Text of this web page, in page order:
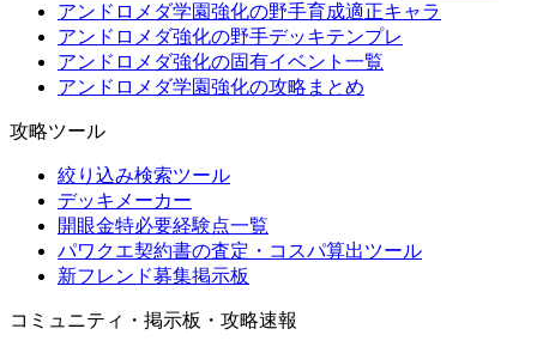
アンドロメダ学園強化の野手育成適正キャラ
アンドロメダ強化の野手デッキテンプレ
アンドロメダ強化の固有イベント一覧
アンドロメダ学園強化の攻略まとめ
攻略ツール
絞り込み検索ツール
デッキメーカー
開眼金特必要経験点一覧
パワクエ契約書の査定・コスパ算出ツール
新フレンド募集掲示板
コミュニティ・掲示板・攻略速報